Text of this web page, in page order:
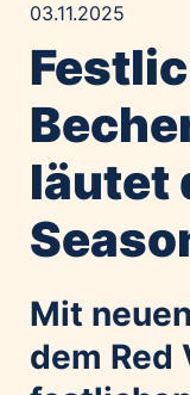
Alawyer
Amadeus Austrian
Constantia Flexibles
Costa Kreuzfahrten
Emirates
Financial Times
GE HealthCare
03.11.2025
läutet
Mit
dem Red